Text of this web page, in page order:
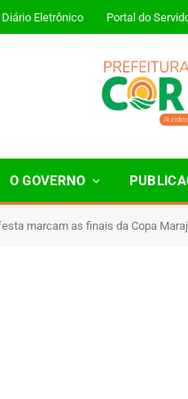
Diário Eletrônico Portal do
O GOVERNO
marcam as finais da Copa